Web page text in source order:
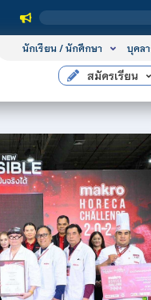
นักเรียน / นักศึกษา บุคล
สมัครเรียน